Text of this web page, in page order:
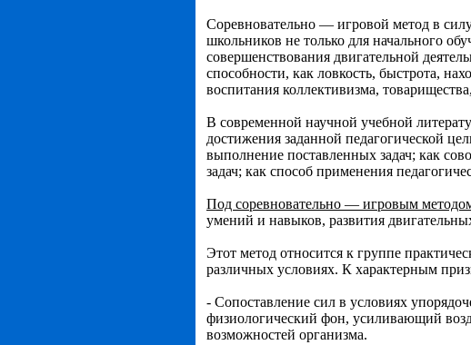
Соревновательно — игровой метод в
школьников не только для начального
совершенствования двигательной
способности, как ловкость, быстрота,
воспитания коллективизма,
В современной научной учебной
достижения заданной педагогической
выполнение поставленных задач; как
задач; как способ применения
Под соревновательно — игровым
умений и навыков, развития
Этот метод относится к группе
различных условиях. К характерным
- Сопоставление сил в условиях
физиологический фон, усиливающий
возможностей организма.